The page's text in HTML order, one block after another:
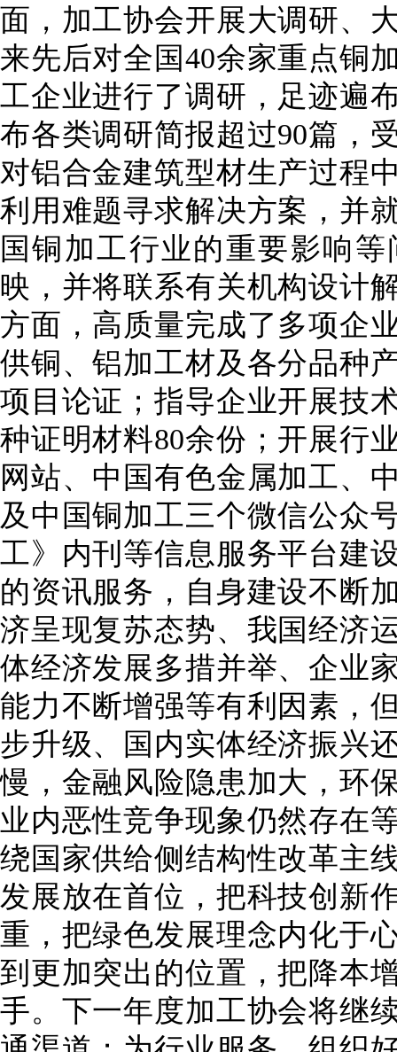
面，加工协会开展大调研、
来先后对全国40余家重点铜
工企业进行了调研，足迹遍
布各类调研简报超过90篇，
对铝合金建筑型材生产过程
利用难题寻求解决方案，并
国铜加工行业的重要影响
映，并将联系有关机构设计
方面，高质量完成了多项企
供铜、铝加工材及各分品种
项目论证；指导企业开展技
种证明材料80余份；开展行
网站、中国有色金属加工、
及中国铜加工三个微信公众
工》内刊等信息服务平台建
的资讯服务，自身建设不断
济呈现复苏态势、我国经济
体经济发展多措并举、企业
能力不断增强等有利因素，
步升级、国内实体经济振兴
慢，金融风险隐患加大，环
业内恶性竞争现象仍然存在
绕国家供给侧结构性改革主
发展放在首位，把科技创新
重，把绿色发展理念内化于
到更加突出的位置，把降本
手。下一年度加工协会将继